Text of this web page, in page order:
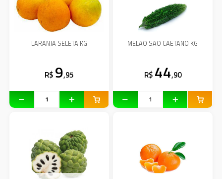
LARANJA SELETA KG
R$ 9,95
MELAO SAO CAETANO KG
R$ 44,90